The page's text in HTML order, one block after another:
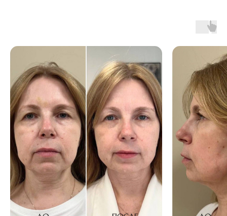
Иваново, ул. Володарского, д. 1
+7 (4932)23 38 86
+7 (4932)
36 06 02
+7 (915) 810-07-46
перезвоните мне
онлайн-запись